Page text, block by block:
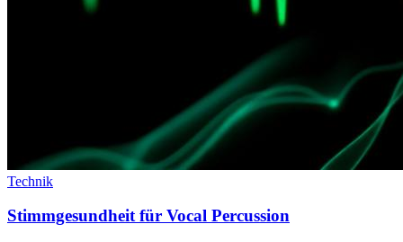
Technik
Stimmgesundheit für Vocal Percussion